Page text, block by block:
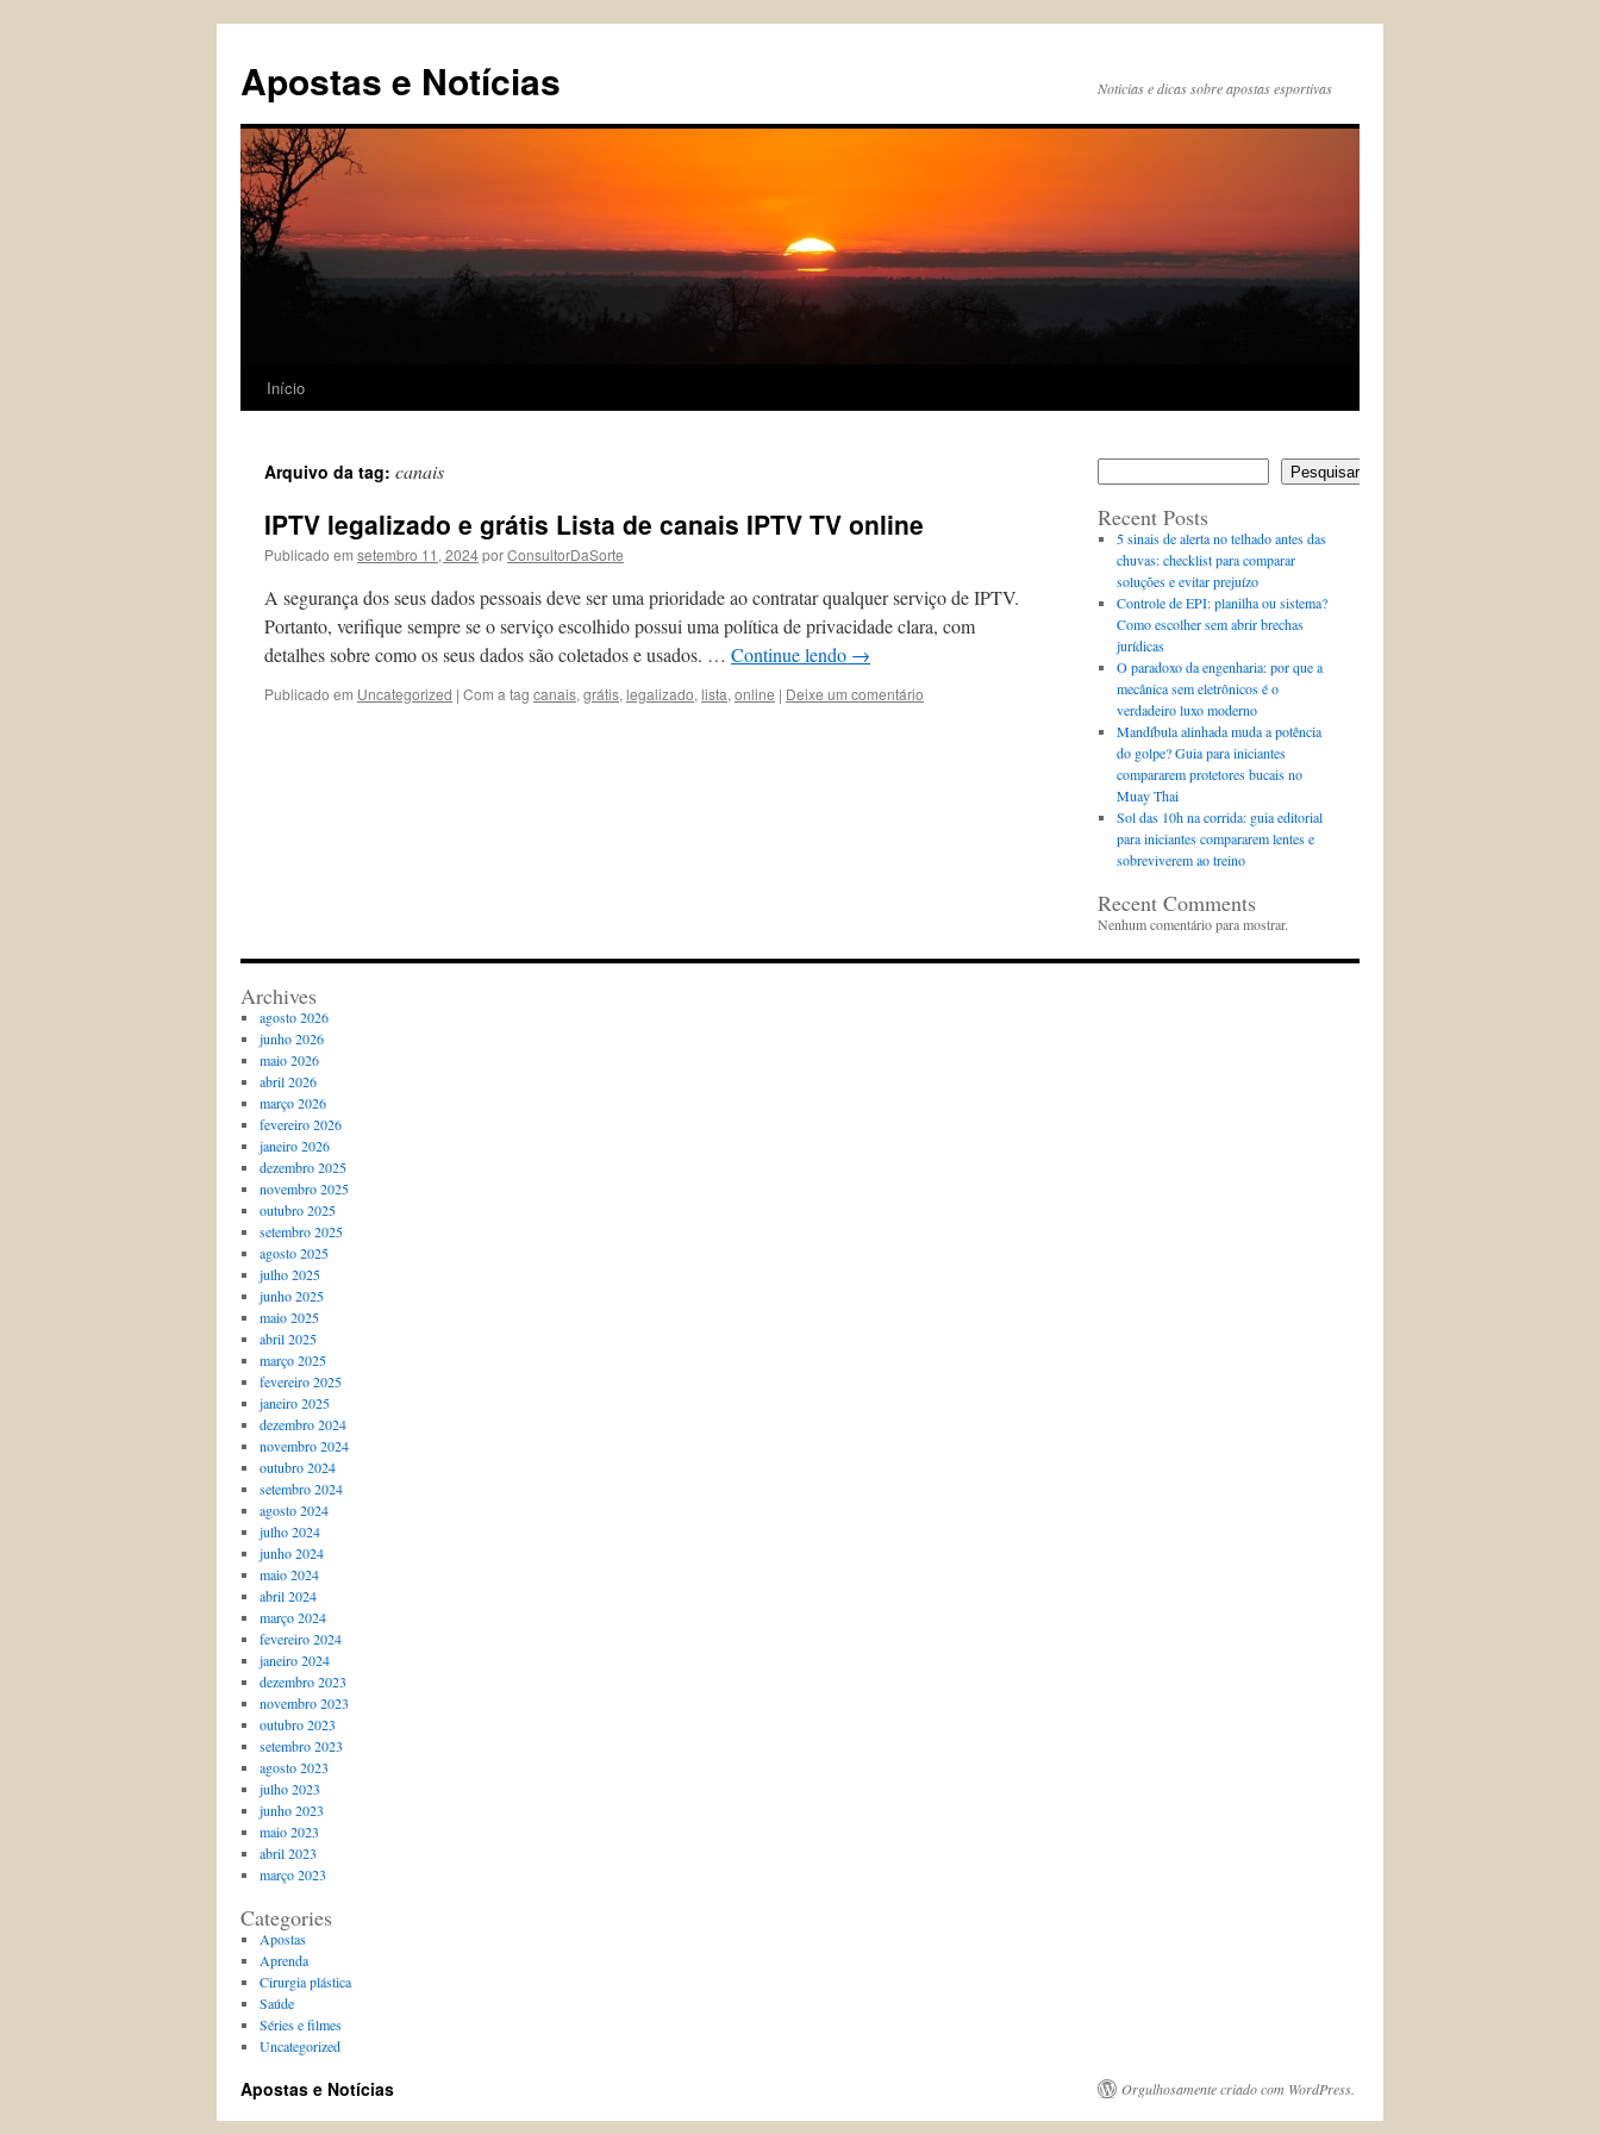
conteúdo
Apostas e Notícias Noticias e dicas sobre apostas esportivas
Início
Arquivo da tag: canais
IPTV legalizado e grátis Lista de canais IPTV TV online
Publicado em setembro 11, 2024porConsultorDaSorte
A segurança dos seus dados pessoais deve ser uma prioridade ao contratar qualquer serviço de IPTV.
Portanto, verifique sempre se o serviço escolhido possui uma política de privacidade clara, com
detalhes sobre como os seus dados são coletados e usados. … Continue lendo →
Publicado em Uncategorized | Com a tag canais, grátis, legalizado, lista, online | Deixe um comentário
Pesquisar
Recent Posts
5 sinais de alerta no telhado antes das
chuvas: checklist para comparar
soluções e evitar prejuízo
Controle de EPI: planilha ou sistema?
Como escolher sem abrir brechas
jurídicas
O paradoxo da engenharia: por que a
mecânica sem eletrônicos é o
verdadeiro luxo moderno
Mandíbula alinhada muda a potência
do golpe? Guia para iniciantes
compararem protetores bucais no
Muay Thai
Sol das 10h na corrida: guia editorial
para iniciantes compararem lentes e
sobreviverem ao treino
Recent Comments
Nenhum comentário para mostrar.
Archives
agosto 2026
junho 2026
maio 2026
abril 2026
março 2026
fevereiro 2026
janeiro 2026
dezembro 2025
novembro 2025
outubro 2025
setembro 2025
agosto 2025
julho 2025
junho 2025
maio 2025
abril 2025
março 2025
fevereiro 2025
janeiro 2025
dezembro 2024
novembro 2024
outubro 2024
setembro 2024
agosto 2024
julho 2024
junho 2024
maio 2024
abril 2024
março 2024
fevereiro 2024
janeiro 2024
dezembro 2023
novembro 2023
outubro 2023
setembro 2023
agosto 2023
julho 2023
junho 2023
maio 2023
abril 2023
março 2023
Categories
Apostas
Aprenda
Cirurgia plástica
Saúde
Séries e filmes
Uncategorized
Apostas e Notícias Orgulhosamente criado com WordPress.